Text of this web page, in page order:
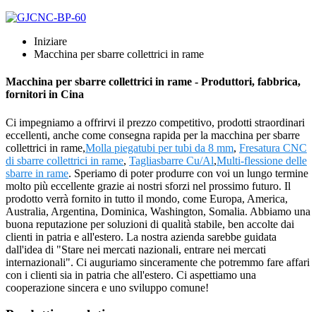
Iniziare
Macchina per sbarre collettrici in rame
Macchina per sbarre collettrici in rame - Produttori, fabbrica,
fornitori in Cina
Ci impegniamo a offrirvi il prezzo competitivo, prodotti straordinari
eccellenti, anche come consegna rapida per la macchina per sbarre
collettrici in rame,Molla piegatubi per tubi da 8 mm, Fresatura CNC
di sbarre collettrici in rame, Tagliasbarre Cu/Al,Multi-flessione delle
sbarre in rame. Speriamo di poter produrre con voi un lungo termine
molto più eccellente grazie ai nostri sforzi nel prossimo futuro. Il
prodotto verrà fornito in tutto il mondo, come Europa, America,
Australia, Argentina, Dominica, Washington, Somalia. Abbiamo una
buona reputazione per soluzioni di qualità stabile, ben accolte dai
clienti in patria e all'estero. La nostra azienda sarebbe guidata
dall'idea di "Stare nei mercati nazionali, entrare nei mercati
internazionali". Ci auguriamo sinceramente che potremmo fare affari
con i clienti sia in patria che all'estero. Ci aspettiamo una
cooperazione sincera e uno sviluppo comune!